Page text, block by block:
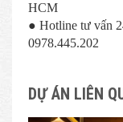
HCM
● Hotline tư vấn
0978.445.202
DỰ ÁN LIÊN